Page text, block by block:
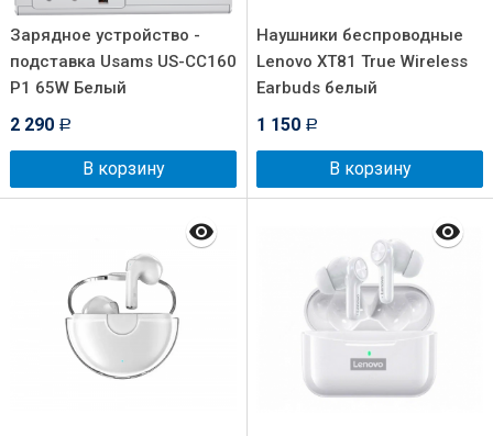
Зарядное устройство -
подставка Usams US-CC160
P1 65W Белый
2 290 Р
В корзину
Наушники беспроводные
Lenovo XT81 True Wireless
Earbuds белый
1 150 Р
В корзину